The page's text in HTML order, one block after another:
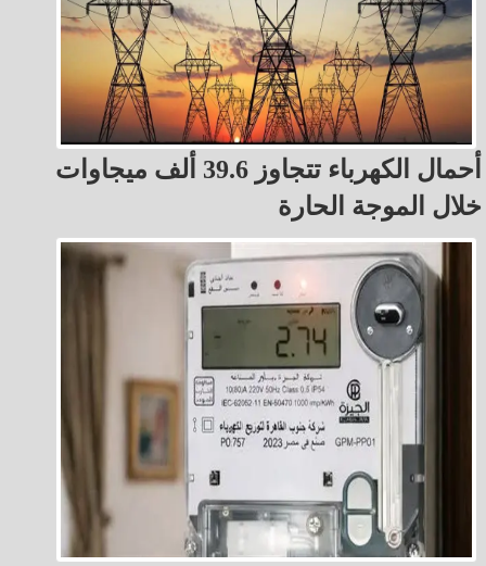
أحمال الكهرباء تتجاوز 39.6 ألف ميجاوات
خلال الموجة الحارة